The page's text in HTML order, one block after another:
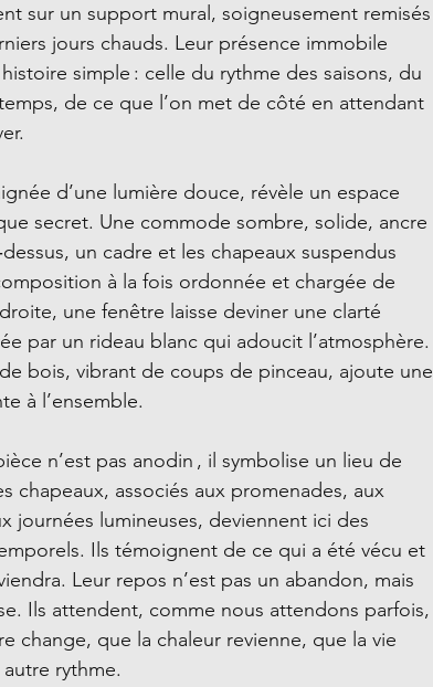
sur un support mural, soigneusement remisés
jours chauds. Leur présence immobile
simple : celle du rythme des saisons, du
de ce que l’on met de côté en attendant
d’une lumière douce, révèle un espace
secret. Une commode sombre, solide, ancre
un cadre et les chapeaux suspendus
à la fois ordonnée et chargée de
une fenêtre laisse deviner une clarté
par un rideau blanc qui adoucit l’atmosphère.
bois, vibrant de coups de pinceau, ajoute une
à l’ensemble.
n’est pas anodin , il symbolise un lieu de
chapeaux, associés aux promenades, aux
journées lumineuses, deviennent ici des
Ils témoignent de ce qui a été vécu et
Leur repos n’est pas un abandon, mais
Ils attendent, comme nous attendons parfois,
change, que la chaleur revienne, que la vie
rythme.